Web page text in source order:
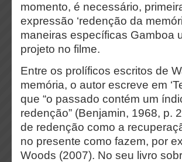
momento, é necessário,
expressão ‘redenção da
maneiras específicas Gamboa
projeto no filme.
Entre os prolíficos escritos de
memória, o autor escreve em
que “o passado contém um
redenção” (Benjamin, 1968, p.
de redenção como a
no presente como fazem, por
Woods (2007). No seu livro